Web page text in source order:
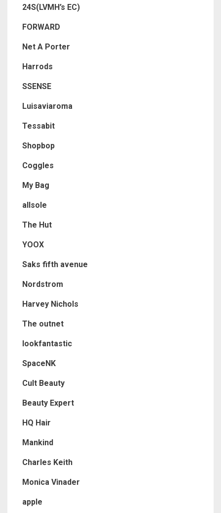
24S(LVMH’s EC)
FORWARD
Net A Porter
Harrods
SSENSE
Luisaviaroma
Tessabit
Shopbop
Coggles
My Bag
allsole
The Hut
YOOX
Saks fifth avenue
Nordstrom
Harvey Nichols
The outnet
lookfantastic
SpaceNK
Cult Beauty
Beauty Expert
HQ Hair
Mankind
Charles Keith
Monica Vinader
apple